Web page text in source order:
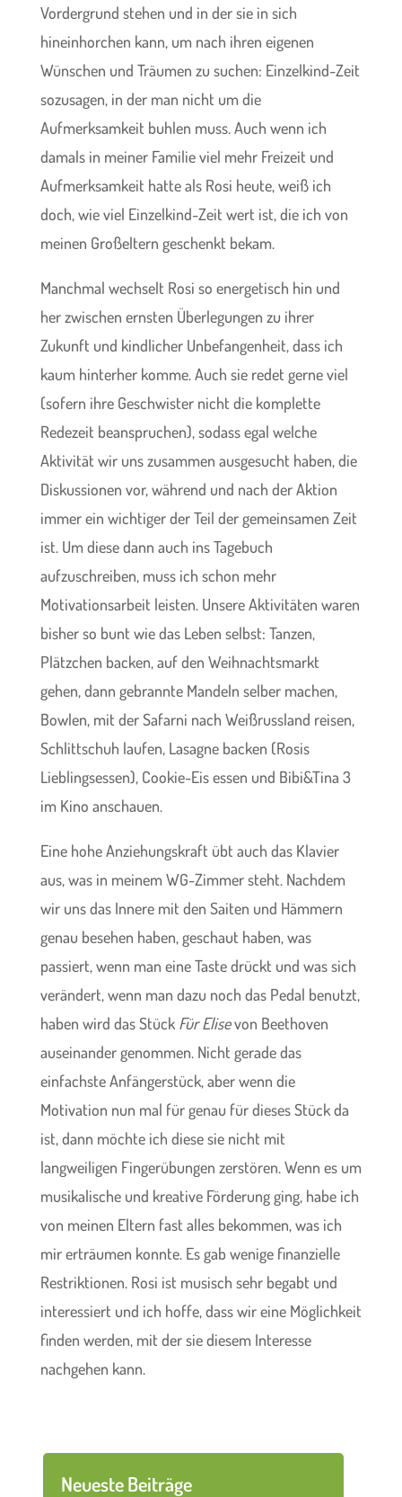
Vordergrund stehen und in der sie in sich
hineinhorchen kann, um nach ihren eigenen
Wünschen und Träumen zu suchen: Einzelkind-Zeit
sozusagen, in der man nicht um die
Aufmerksamkeit buhlen muss. Auch wenn ich
damals in meiner Familie viel mehr Freizeit und
Aufmerksamkeit hatte als Rosi heute, weiß ich
doch, wie viel Einzelkind-Zeit wert ist, die ich von
meinen Großeltern geschenkt bekam.
Manchmal wechselt Rosi so energetisch hin und
her zwischen ernsten Überlegungen zu ihrer
Zukunft und kindlicher Unbefangenheit, dass ich
kaum hinterher komme. Auch sie redet gerne viel
(sofern ihre Geschwister nicht die komplette
Redezeit beanspruchen), sodass egal welche
Aktivität wir uns zusammen ausgesucht haben, die
Diskussionen vor, während und nach der Aktion
immer ein wichtiger der Teil der gemeinsamen Zeit
ist. Um diese dann auch ins Tagebuch
aufzuschreiben, muss ich schon mehr
Motivationsarbeit leisten. Unsere Aktivitäten waren
bisher so bunt wie das Leben selbst: Tanzen,
Plätzchen backen, auf den Weihnachtsmarkt
gehen, dann gebrannte Mandeln selber machen,
Bowlen, mit der Safarni nach Weißrussland reisen,
Schlittschuh laufen, Lasagne backen (Rosis
Lieblingsessen), Cookie-Eis essen und Bibi&Tina 3
im Kino anschauen.
Eine hohe Anziehungskraft übt auch das Klavier
aus, was in meinem WG-Zimmer steht. Nachdem
wir uns das Innere mit den Saiten und Hämmern
genau besehen haben, geschaut haben, was
passiert, wenn man eine Taste drückt und was sich
verändert, wenn man dazu noch das Pedal benutzt,
haben wird das Stück Für Elisevon Beethoven
auseinander genommen. Nicht gerade das
einfachste Anfängerstück, aber wenn die
Motivation nun mal für genau für dieses Stück da
ist, dann möchte ich diese sie nicht mit
langweiligen Fingerübungen zerstören. Wenn es um
musikalische und kreative Förderung ging, habe ich
von meinen Eltern fast alles bekommen, was ich
mir erträumen konnte. Es gab wenige finanzielle
Restriktionen. Rosi ist musisch sehr begabt und
interessiert und ich hoffe, dass wir eine Möglichkeit
finden werden, mit der sie diesem Interesse
nachgehen kann.
Neueste Beiträge